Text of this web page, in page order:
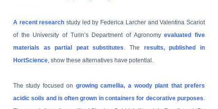
A recent research study led by Federica Larcher and Valentina Scariot
of the University of Turin’s Department of Agronomyevaluated five
materials as partial peat substitutes
. The results, published in
HortScience, show these alternatives have potential.
The study focused on growing camellia, a woody plant that prefers
acidic soils and is often grown in containers for decorative purposes